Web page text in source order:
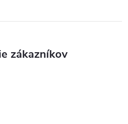
zákazníkov